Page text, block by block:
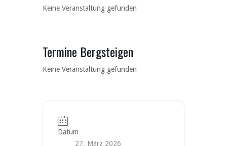
Keine Veranstaltung gefunden
Termine Bergsteigen
Keine Veranstaltung gefunden
Datum
27. März 2026